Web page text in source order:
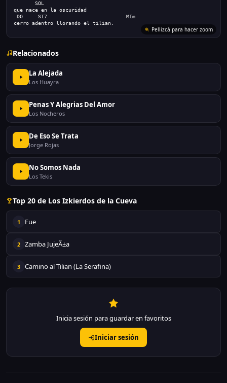
SOL
que nace en la oscuridad
DO SI7                          MIm
cerro adentro llorando el tilian.
Pellizcá para hacer zoom
Relacionados
La Alejada
Los Huayra
Penas Y Alegrias Del Amor
Los Nocheros
De Eso Se Trata
Jorge Rojas
No Somos Nada
Los Tekis
Top 20 de Los Izkierdos de la Cueva
1 Fue
2 Zamba JujeÃ±a
3 Camino al Tilian (La Serafina)
Inicia sesión para guardar en favoritos
Iniciar sesión